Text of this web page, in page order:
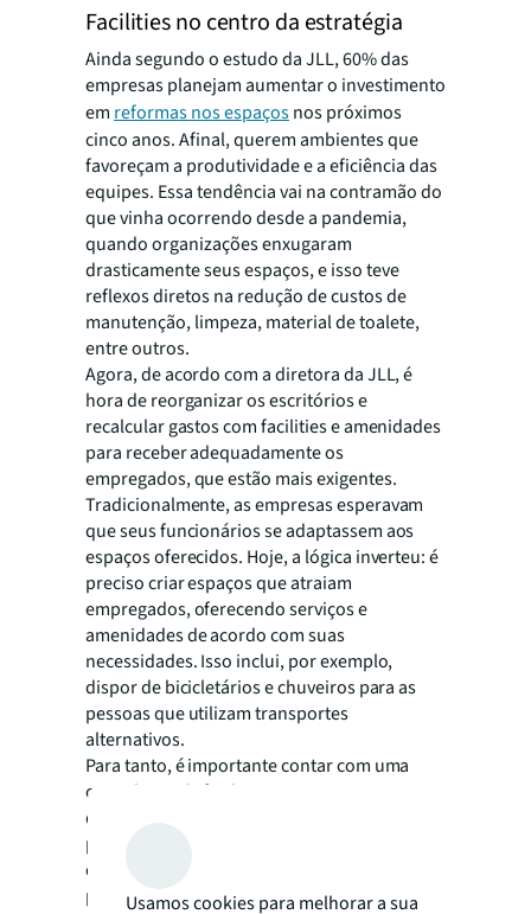
Facilities no centro da estratégia
Ainda segundo o estudo da JLL, 60% das
empresas planejam aumentar o investimento
em reformas nos espaçosnos próximos
cinco anos. Afinal, querem ambientes que
favoreçam a produtividade e a eficiência das
equipes. Essa tendência vai na contramão do
que vinha ocorrendo desde a pandemia,
quando organizações enxugaram
drasticamente seus espaços, e isso teve
reflexos diretos na redução de custos de
manutenção, limpeza, material de toalete,
entre outros.
Agora, de acordo com a diretora da JLL, é
hora de reorganizar os escritórios e
recalcular gastos com facilities e amenidades
para receber adequadamente os
empregados, que estão mais exigentes.
Tradicionalmente, as empresas esperavam
que seus funcionários se adaptassem aos
espaços oferecidos. Hoje, a lógica inverteu: é
preciso criar espaços que atraiam
empregados, oferecendo serviços e
amenidades de acordo com suas
necessidades. Isso inclui, por exemplo,
dispor de bicicletários e chuveiros para as
pessoas que utilizam transportes
alternativos.
Para tanto, é importante contar com uma
consultoria de facilities management capaz
de analisar todos os aspectos relacionados à
preparação do retorno coletivo aos
escritórios, com a elaboração de um
programa personalizado para a empresa,
Usamos cookies para melhorar a sua